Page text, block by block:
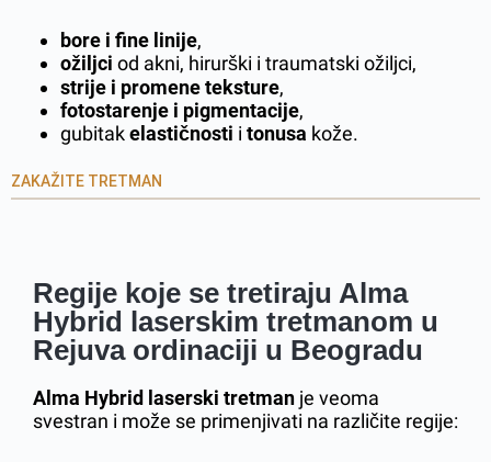
bore i fine linije,
ožiljci od akni, hirurški i traumatski ožiljci,
strije i promene teksture,
fotostarenje i pigmentacije,
gubitakelastičnosti i tonusa kože.
ZAKAŽITE TRETMAN
Regije koje se tretiraju Alma
Hybrid laserskim tretmanom u
Rejuva ordinaciji u Beogradu
Alma Hybrid laserski tretman je veoma
svestran i može se primenjivati na različite regije: